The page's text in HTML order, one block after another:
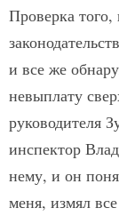
Проверка того,
и все же
невыплату
руководителя
инспектор
нему, и он
меня, измял